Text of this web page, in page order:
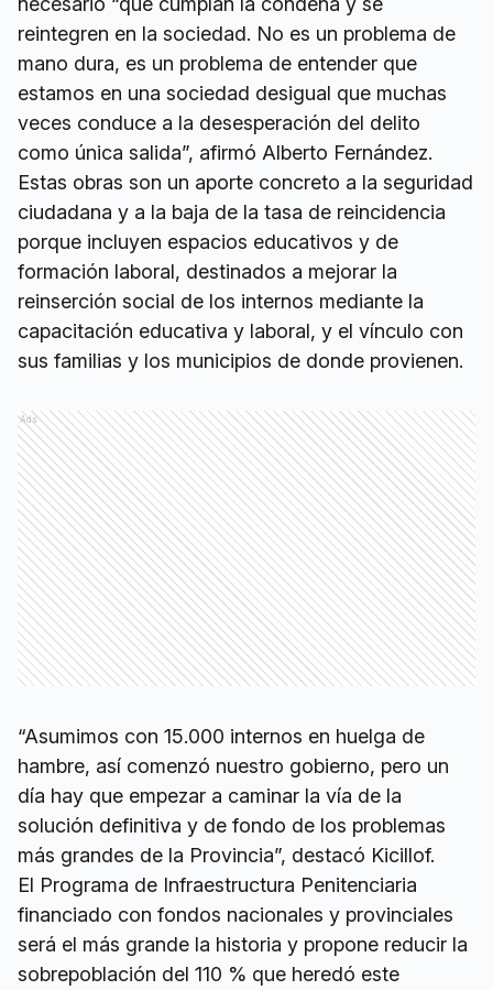
reintegren en la sociedad. No es un problema de
mano dura, es un problema de entender que
estamos en una sociedad desigual que muchas
veces conduce a la desesperación del delito
como única salida”, afirmó Alberto Fernández.
Estas obras son un aporte concreto a la seguridad
ciudadana y a la baja de la tasa de reincidencia
porque incluyen espacios educativos y de
formación laboral, destinados a mejorar la
reinserción social de los internos mediante la
capacitación educativa y laboral, y el vínculo con
sus familias y los municipios de donde provienen.
Ads
“Asumimos con 15.000 internos en huelga de
hambre, así comenzó nuestro gobierno, pero un
día hay que empezar a caminar la vía de la
solución definitiva y de fondo de los problemas
más grandes de la Provincia”, destacó Kicillof.
El Programa de Infraestructura Penitenciaria
financiado con fondos nacionales y provinciales
será el más grande la historia y propone reducir la
sobrepoblación del 110 % que heredó este